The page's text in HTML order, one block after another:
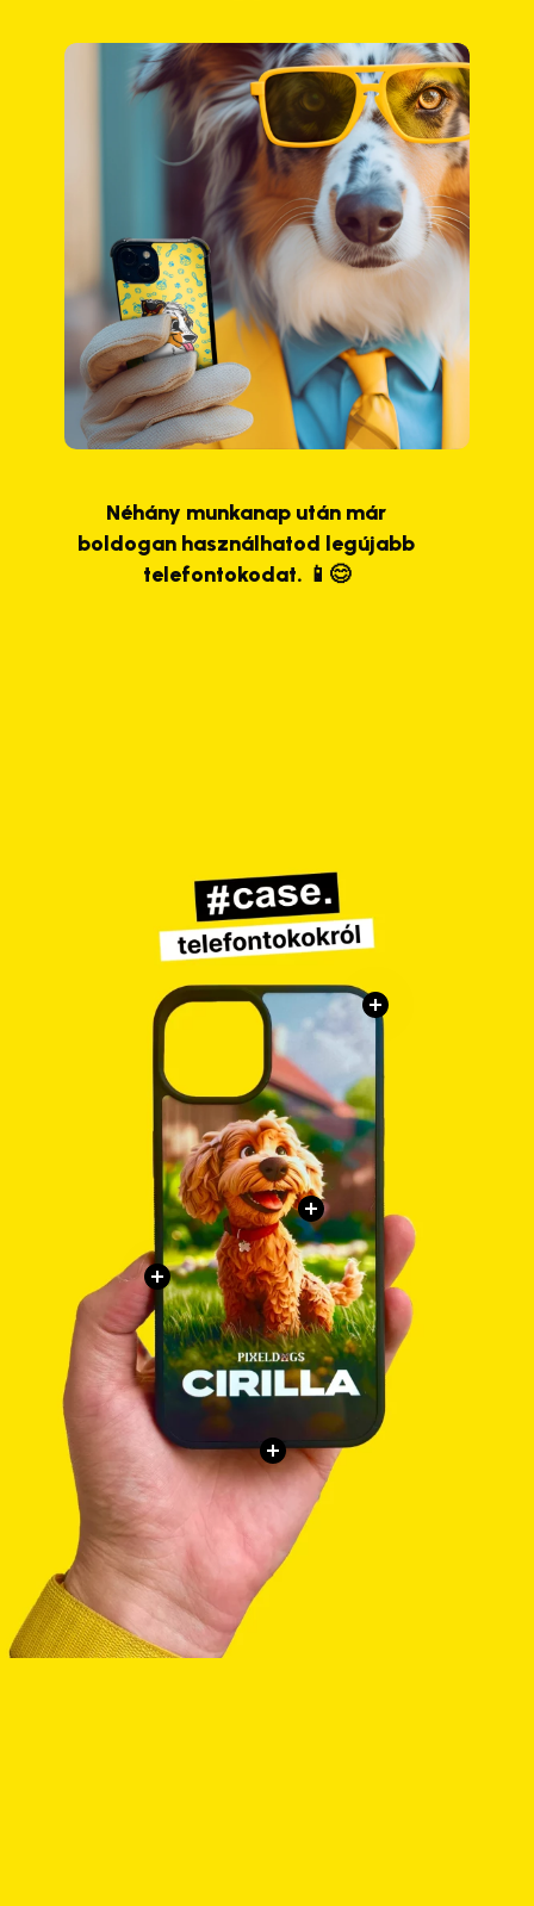
Néhány munkanap után már
boldogan használhatod legújabb
telefontokodat. 📱😊